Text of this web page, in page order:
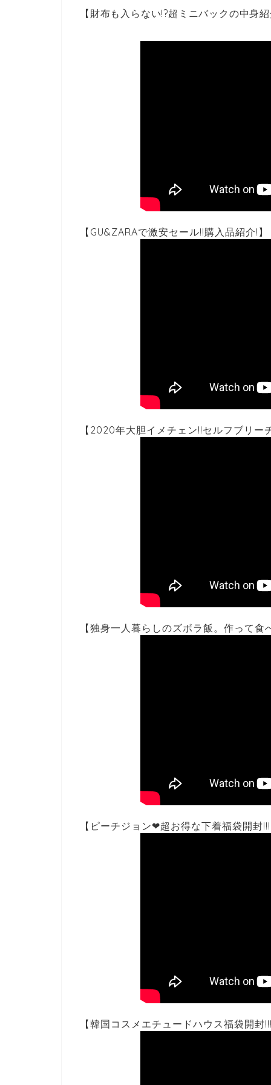
【財布も入らない!?超ミニバックの中身
【GU&ZARAで激安セール!!購入品紹介!】
【2020年大胆イメチェン!!セルフブリ
【独身一人暮らしのズボラ飯。作って食
【ピーチジョン❤︎超お得な下着福袋開封
【韓国コスメエチュードハウス福袋開封